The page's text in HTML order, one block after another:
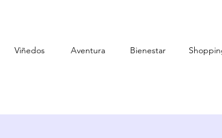
Viñedos Aventura Bienestar